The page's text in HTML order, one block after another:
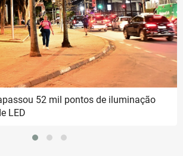
52 mil pontos de iluminação
LED